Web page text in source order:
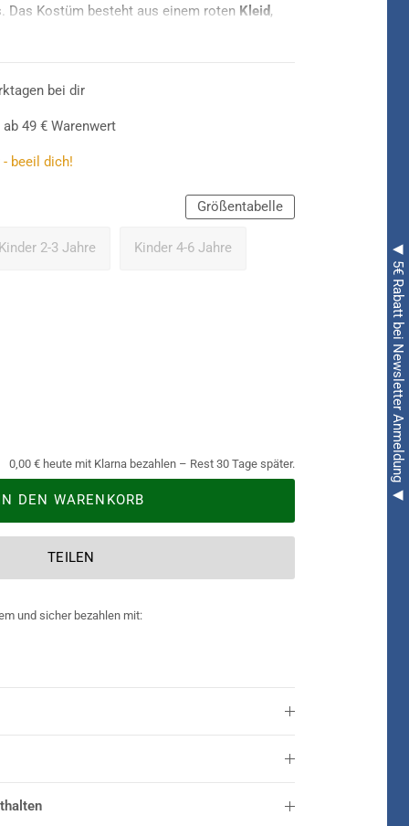
◀ 5€ Rabatt bei Newsletter Anmeldung ◀
Das Kostüm besteht aus einem roten Kleid,
mit einem Peppa Wutz Motiv gestaltet
bei dir
49 € Warenwert
beeil dich!
Größentabelle
Kinder 2-3 Jahre Kinder 4-6 Jahre
0,00 € heute mit Klarna bezahlen – Rest 30 Tage später.
IN DEN WARENKORB
TEILEN
und sicher bezahlen mit: